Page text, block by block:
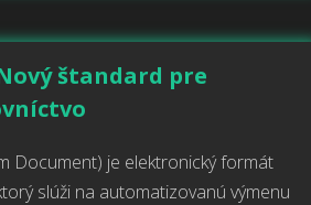
štandard pre
Document) je elektronický formát
slúži na automatizovanú výmenu